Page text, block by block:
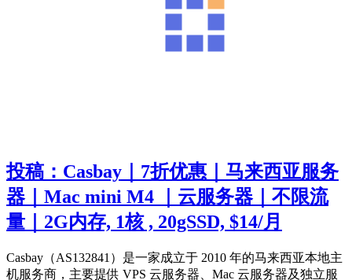
投稿：Casbay｜7折优惠｜马来西亚服务
器｜Mac mini M4 ｜云服务器｜不限流
量｜2G内存, 1核 , 20gSSD, $14/月
Casbay（AS132841）是一家成立于 2010 年的马来西亚本地主
机服务商，主要提供 VPS 云服务器、Mac 云服务器及独立服